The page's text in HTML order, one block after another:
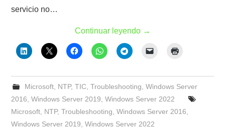
servicio no…
Continuar leyendo →
Microsoft, NTP, TIC, Troubleshooting Windows Server
2016 ,Windows Server 2019 ,Windows Server 2022
Microsoft NTP,Troubleshooting ,Windows Server 2016
Windows Server 2019 ,Windows Server 2022